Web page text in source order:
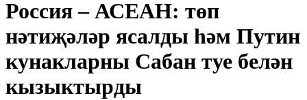
Россия – АСЕАН: төп
нәтиҗәләр ясалды һәм Путин
кунакларны Сабан туе белән
кызыктырды